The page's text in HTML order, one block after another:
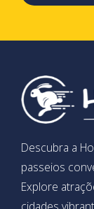
Descubra a
passeios
Explore